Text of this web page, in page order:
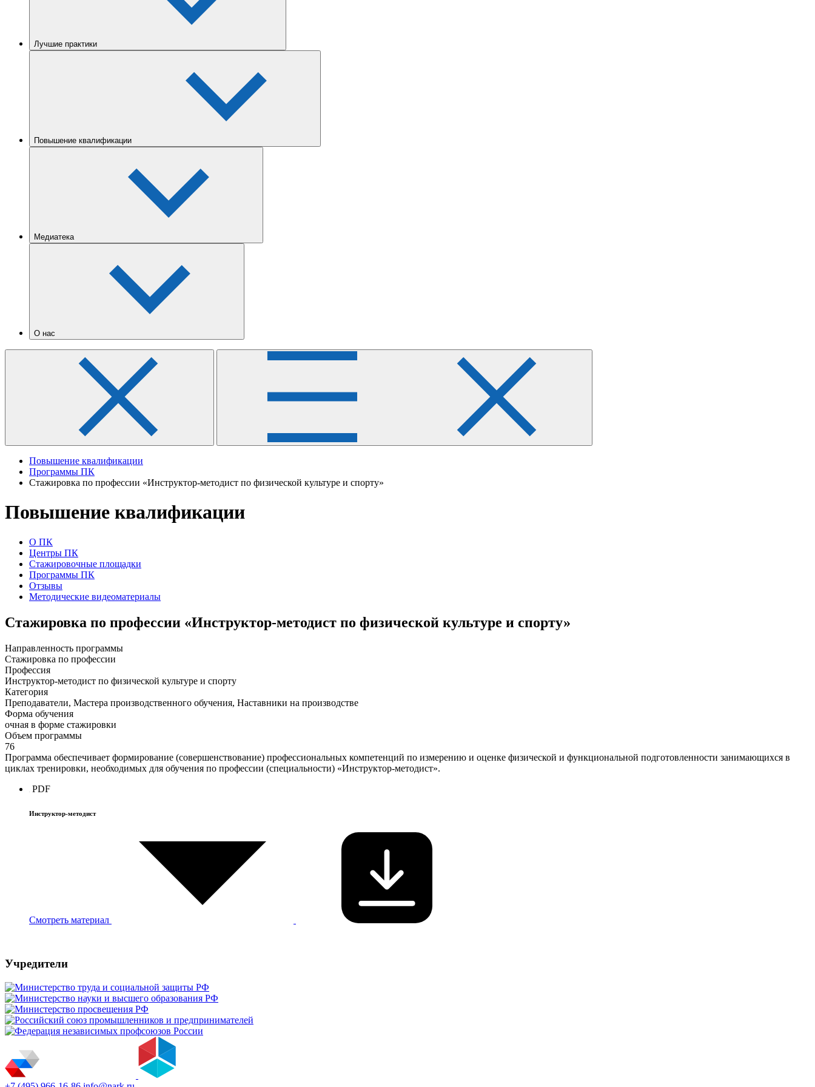
Лучшие практики
Повышение квалификации
Медиатека
О нас
Повышение квалификации
Программы ПК
Стажировка по профессии «Инструктор-методист по физической культуре и спорту»
Повышение квалификации
О ПК
Центры ПК
Стажировочные площадки
Программы ПК
Отзывы
Методические видеоматериалы
Стажировка по профессии «Инструктор-методист по физической культуре и спорту»
Направленность программы
Стажировка по профессии
Профессия
Инструктор-методист по физической культуре и спорту
Категория
Преподаватели, Мастера производственного обучения, Наставники на производстве
Форма обучения
очная в форме стажировки
Объем программы
76
Программа обеспечивает формирование (совершенствование) профессиональных компетенций по измерению и оценке физической и функциональной подготовленности занимающихся в
циклах тренировки, необходимых для обучения по профессии (специальности) «Инструктор-методист».
PDF
Инструктор-методист
Смотреть материал
Учредители